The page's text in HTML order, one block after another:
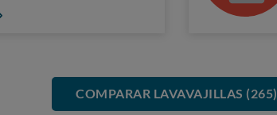
COMPARAR LAVAVAJILLAS (265)